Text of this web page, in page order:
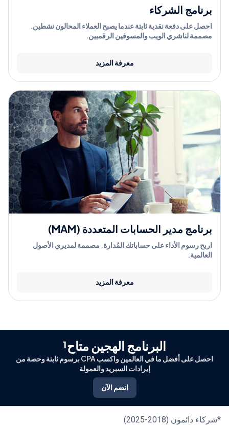
برنامج الشركاء
احصل على دفعة نقدية ثابتة عندما يصبح العملاء المحالون نشطين.
مصممة لناشري الويب والمسوقين الرقميين.
معرفة المزيد
برنامج مدير الحسابات المتعددة (MAM)
اربح رسوم الأداء على حساباتك المُدارة. مصممة لمديري الأصول
العالمية.
معرفة المزيد
البرنامج الهجين متاح¹
احصل على أفضل ما في العالمين واكسب CPA برسوم ثابتة وحصة من
إيرادات السبريد والعمولة
انضم الآن
*شركاء دائمون (2018-2025)